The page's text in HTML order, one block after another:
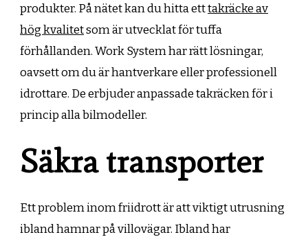
produkter. På nätet kan du hitta etttakräcke av
hög kvalitetsom är utvecklat för tuffa
förhållanden. Work System har rätt lösningar,
oavsett om du är hantverkare eller professionell
idrottare. De erbjuder anpassade takräcken för i
princip alla bilmodeller.
Säkra transporter
Ett problem inom friidrott är att viktigt utrusning
ibland hamnar på villovägar. Ibland har